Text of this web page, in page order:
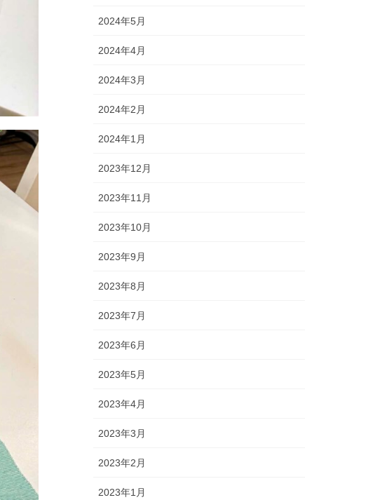
2024年5月
2024年4月
2024年3月
2024年2月
2024年1月
2023年12月
2023年11月
2023年10月
2023年9月
2023年8月
2023年7月
2023年6月
2023年5月
2023年4月
2023年3月
2023年2月
2023年1月